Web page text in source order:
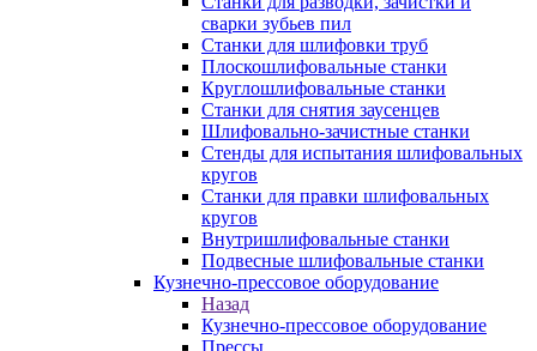
сварки зубьев пил
Станки для шлифовки труб
Плоскошлифовальные станки
Круглошлифовальные станки
Станки для снятия заусенцев
Шлифовально-зачистные станки
Стенды для испытания шлифовальных
кругов
Станки для правки шлифовальных
кругов
Внутришлифовальные станки
Подвесные шлифовальные станки
Кузнечно-прессовое оборудование
Назад
Кузнечно-прессовое оборудование
Прессы